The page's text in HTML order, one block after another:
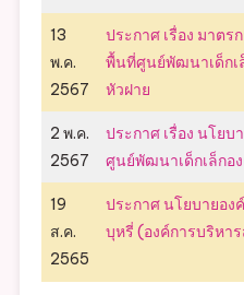
13
พ.ค.
2567
ประกาศ เรื่อง มาต
พื้นที่ศูนย์พัฒนาเด็กเ
หัวฝาย
2 พ.ค.
2567
ประกาศ เรื่อง นโย
ศูนย์พัฒนาเด็กเล็กอ
19
ส.ค.
2565
ประกาศ นโยบายอง
บุหรี่ (องค์การบริหา